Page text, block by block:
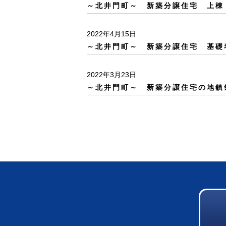
～北井門町～ 新築分譲住宅 上棟
2022年4月15日
～北井門町～ 新築分譲住宅 基礎
2022年3月23日
～北井門町～ 新築分譲住宅の地鎮